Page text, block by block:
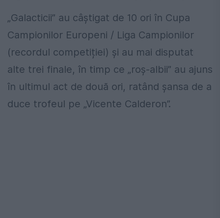
„Galacticii” au câștigat de 10 ori în Cupa
Campionilor Europeni / Liga Campionilor
(recordul competiției) și au mai disputat
alte trei finale, în timp ce „roș-albii” au ajuns
în ultimul act de două ori, ratând șansa de a
duce trofeul pe „Vicente Calderon”.